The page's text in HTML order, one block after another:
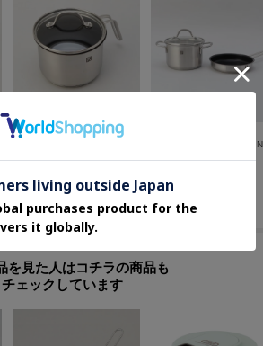
212 KITCHEN STORE
¥5,280
さらに10%OFF
¥9,350
を見た人はコチラの商品も
チェックしています